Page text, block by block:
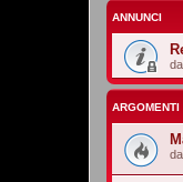
ANNUNCI
da
ARGOMENTI
da